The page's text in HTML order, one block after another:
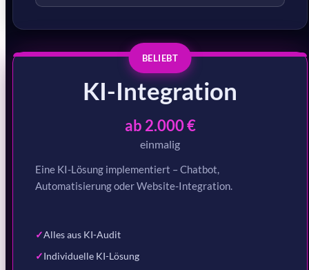
BELIEBT
KI-Integration
ab 2.000 €
einmalig
Eine KI-Lösung implementiert – Chatbot,
Automatisierung oder Website-Integration.
Alles aus KI-Audit
Individuelle KI-Lösung